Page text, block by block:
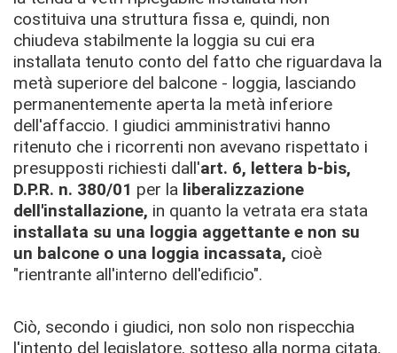
costituiva una struttura fissa e, quindi, non
chiudeva stabilmente la loggia su cui era
installata tenuto conto del fatto che riguardava la
metà superiore del balcone - loggia, lasciando
permanentemente aperta la metà inferiore
dell'affaccio. I giudici amministrativi hanno
ritenuto che i ricorrenti non avevano rispettato i
presupposti richiesti dall'art. 6, lettera b-bis,
D.P.R. n. 380/01 per la liberalizzazione
dell'installazione, in quanto la vetrata era stata
installata su una loggia aggettante e non su
un balcone o una loggia incassata, cioè
"rientrante all'interno dell'edificio".
Ciò, secondo i giudici, non solo non rispecchia
l'intento del legislatore, sotteso alla norma citata,